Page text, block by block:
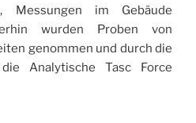
Messungen im Gebäude
wurden Proben von
genommen und durch die
Analytische Tasc Force